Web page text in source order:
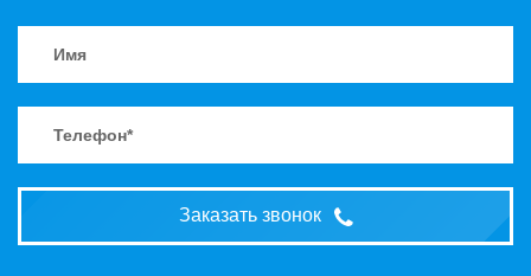
Заказать звонок